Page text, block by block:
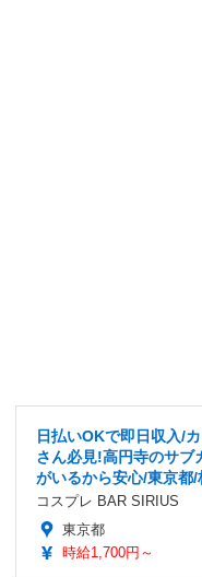
日払いOKで即日収入/
さん必見!高円寺のサブ
がいるから安心/東京都/
コスプレ BAR SIRIUS
東京都
時給1,700円～